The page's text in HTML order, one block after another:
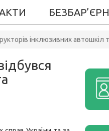
інклюзивних автошкіл